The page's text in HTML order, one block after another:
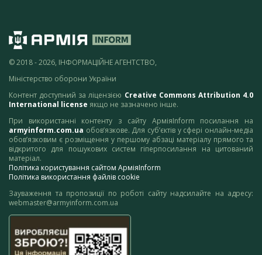
© 2018 - 2026, ІНФОРМАЦІЙНЕ АГЕНТСТВО,
Міністерство оборони України
Контент доступний за ліцензією Creative Commons Attribution 4.0
International license якщо не зазначено інше.
При використанні контенту з сайту АрміяInform посилання на
armyinform.com.ua обов’язкове. Для суб’єктів у сфері онлайн-медіа
обов’язковим є розміщення у першому абзаці матеріалу прямого та
відкритого для пошукових систем гіперпосилання на цитований
матеріал.
Політика користування сайтом АрміяInform
Політика використання файлів cookie
Зауваження та пропозиції по роботі сайту надсилайте на адресу:
webmaster@armyinform.com.ua